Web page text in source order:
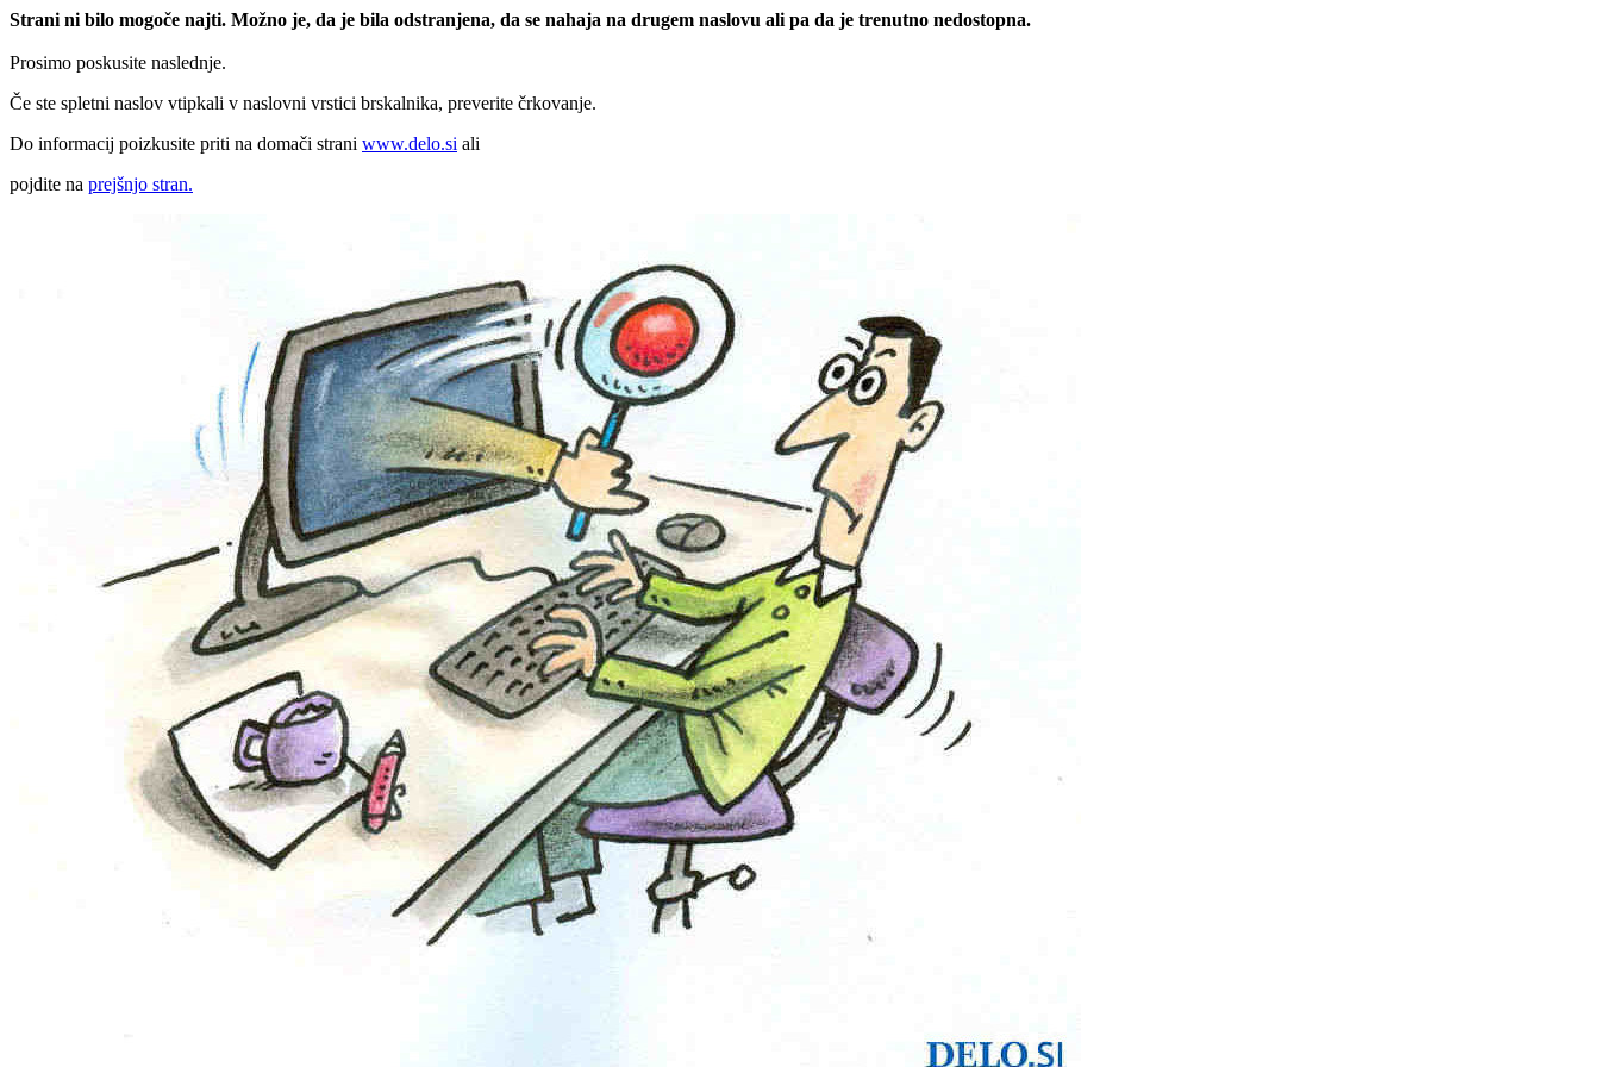
Strani ni bilo mogoče najti. Možno je, da je bila odstranjena, da se nahaja na drugem naslovu ali pa da je trenutno nedostopna.
Prosimo poskusite naslednje.
Če ste spletni naslov vtipkali v naslovni vrstici brskalnika, preverite črkovanje.
Do informacij poizkusite priti na domači strani www.delo.si ali
pojdite na prejšnjo stran.